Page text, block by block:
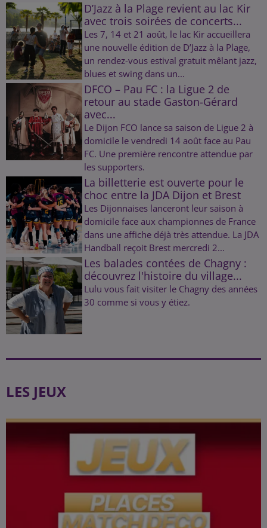
D’Jazz à la Plage revient au lac Kir
avec trois soirées de concerts...
Les 7, 14 et 21 août, le lac Kir accueillera
une nouvelle édition de D’Jazz à la Plage,
un rendez-vous estival gratuit mêlant jazz,
blues et swing dans un...
DFCO – Pau FC : la Ligue 2 de
retour au stade Gaston-Gérard
avec...
Le Dijon FCO lance sa saison de Ligue 2 à
domicile le vendredi 14 août face au Pau
FC. Une première rencontre attendue par
les supporters.
La billetterie est ouverte pour le
choc entre la JDA Dijon et Brest
Les Dijonnaises lanceront leur saison à
domicile face aux championnes de France
dans une affiche déjà très attendue. La JDA
Handball reçoit Brest mercredi 2...
Les balades contées de Chagny :
découvrez l'histoire du village...
Lulu vous fait visiter le Chagny des années
30 comme si vous y étiez.
LES JEUX